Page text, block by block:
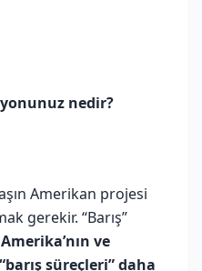
nedir?
Amerikan projesi
gerekir. “Barış”
Amerika’nın ve
süreçleri” daha